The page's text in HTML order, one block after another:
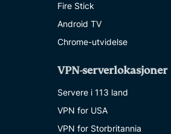
Fire Stick
Android TV
Chrome-utvidelse
VPN-serverlokasjoner
Servere i 113 land
VPN for USA
VPN for Storbritannia